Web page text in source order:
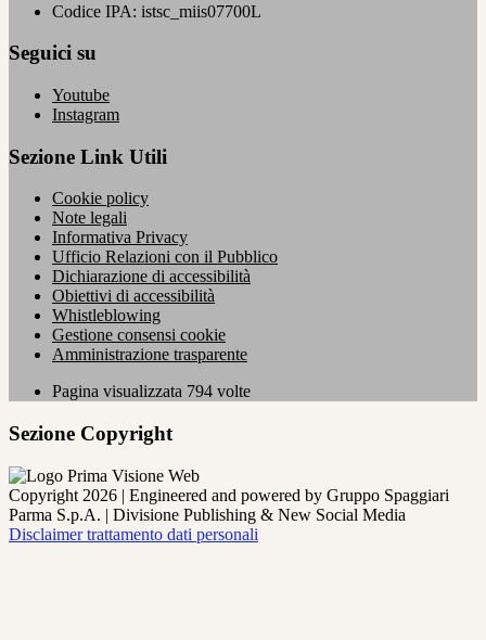
Codice IPA: istsc_miis07700L
Seguici su
Youtube
Instagram
Sezione Link Utili
Cookie policy
Note legali
Informativa Privacy
Ufficio Relazioni con il Pubblico
Dichiarazione di accessibilità
Obiettivi di accessibilità
Whistleblowing
Gestione consensi cookie
Amministrazione trasparente
Pagina visualizzata 794 volte
Sezione Copyright
Copyright 2026 | Engineered and powered by Gruppo Spaggiari
Parma S.p.A. | Divisione Publishing & New Social Media
Disclaimer trattamento dati personali